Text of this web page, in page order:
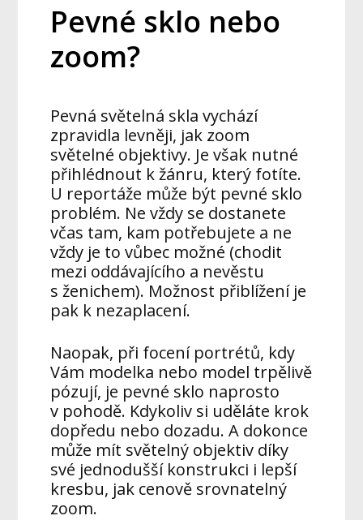
Pevné sklo nebo
zoom?
Pevná světelná skla vychází
zpravidla levněji, jak zoom
světelné objektivy. Je však nutné
přihlédnout k žánru, který fotíte.
U reportáže může být pevné sklo
problém. Ne vždy se dostanete
včas tam, kam potřebujete a ne
vždy je to vůbec možné (chodit
mezi oddávajícího a nevěstu
s ženichem). Možnost přiblížení je
pak k nezaplacení.
Naopak, při focení portrétů, kdy
Vám modelka nebo model trpělivě
pózují, je pevné sklo naprosto
v pohodě. Kdykoliv si uděláte krok
dopředu nebo dozadu. A dokonce
může mít světelný objektiv díky
své jednodušší konstrukci i lepší
kresbu, jak cenově srovnatelný
zoom.